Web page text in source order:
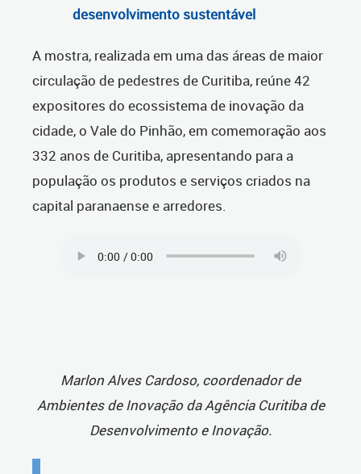
desenvolvimento sustentável
A mostra, realizada em uma das áreas de maior
circulação de pedestres de Curitiba, reúne 42
expositores do ecossistema de inovação da
cidade, o Vale do Pinhão, em comemoração aos
332 anos de Curitiba, apresentando para a
população os produtos e serviços criados na
capital paranaense e arredores.
Marlon Alves Cardoso, coordenador de
Ambientes de Inovação da Agência Curitiba de
Desenvolvimento e Inovação.